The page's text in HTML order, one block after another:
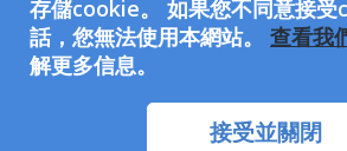
存儲cookie。 如果您不同意接
話，您無法使用本網站。 查看我
解更多信息。
接受並關閉
會是 501(c)(3) 免稅公眾慈善
會（LCI）是501(c)(4) 免稅社
不符合資格接受或募集慈善
LCIF是 EEO（公平就業機